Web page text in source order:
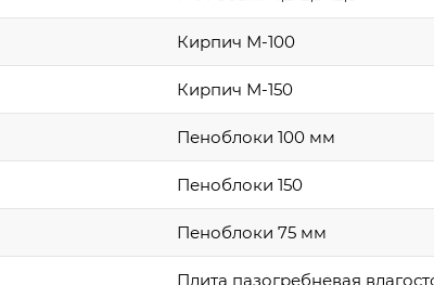
Кирпич М-100
Кирпич М-150
Пеноблоки 100 мм
Пеноблоки 150
Пеноблоки 75 мм
Плита пазогребневая